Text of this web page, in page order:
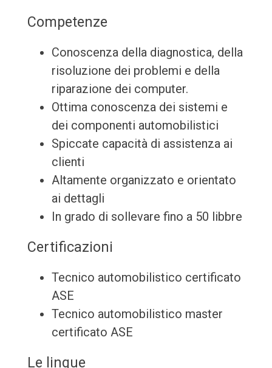
Competenze
Conoscenza della diagnostica, della
risoluzione dei problemi e della
riparazione dei computer.
Ottima conoscenza dei sistemi e
dei componenti automobilistici
Spiccate capacità di assistenza ai
clienti
Altamente organizzato e orientato
ai dettagli
In grado di sollevare fino a 50 libbre
Certificazioni
Tecnico automobilistico certificato
ASE
Tecnico automobilistico master
certificato ASE
Le lingue